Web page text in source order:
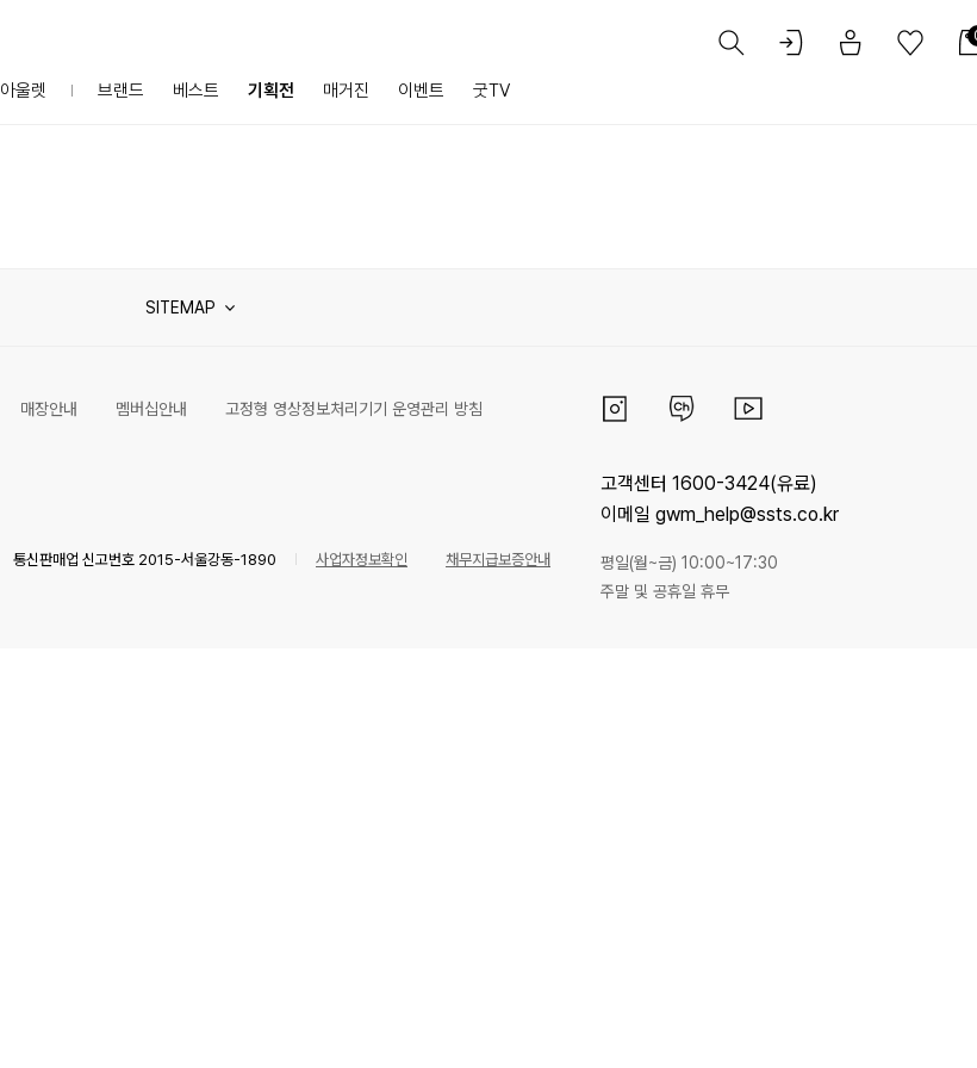
아울렛 브랜드 베스트 기획전 매거진 이벤트 굿TV
SITEMAP
매장안내 멤버십안내 고정형 영상정보처리기기 운영관리 방침
통신판매업 신고번호 2015-서울강동-1890 사업자정보확인
채무지급보증안내
고객센터 1600-3424(유료)
이메일 gwm_help@ssts.co.kr
평일(월~금) 10:00~17:30
주말 및 공휴일 휴무